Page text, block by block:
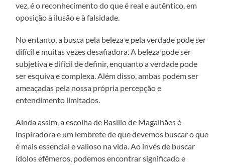
vez, é o reconhecimento do que é real e autêntico, em
oposição à ilusão e à falsidade.
No entanto, a busca pela beleza e pela verdade pode ser
difícil e muitas vezes desafiadora. A beleza pode ser
subjetiva e difícil de definir, enquanto a verdade pode
ser esquiva e complexa. Além disso, ambas podem ser
ameaçadas pela nossa própria percepção e
entendimento limitados.
Ainda assim, a escolha de Basílio de Magalhães é
inspiradora e um lembrete de que devemos buscar o que
é mais essencial e valioso na vida. Ao invés de buscar
ídolos efêmeros, podemos encontrar significado e